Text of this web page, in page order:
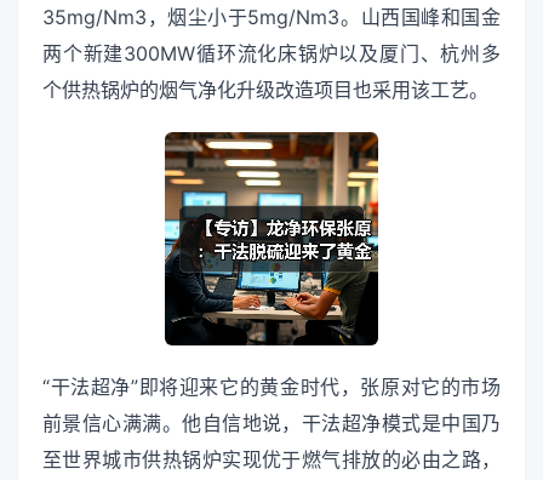
35mg/Nm3，烟尘小于5mg/Nm3。山西国峰和国金
两个新建300MW循环流化床锅炉以及厦门、杭州多
个供热锅炉的烟气净化升级改造项目也采用该工艺。
“干法超净”即将迎来它的黄金时代，张原对它的市场
前景信心满满。他自信地说，干法超净模式是中国乃
至世界城市供热锅炉实现优于燃气排放的必由之路，